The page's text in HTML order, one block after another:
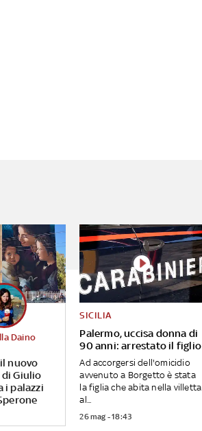
nuovo
Giulio
i palazzi
Daino
Palermo, uccisa donna di
90 anni: arrestato il figlio
SICILIA
Ad accorgersi dell'omicidio
avvenuto a Borgetto è stata
la figlia che abita nella villetta
al...
26 mag - 18:43